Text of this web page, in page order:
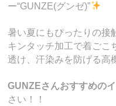
ー“GUNZE(グンゼ)”
暑い夏にもぴったりの接
キンタッチ加工で着ごこ
透け、汗染みを防げる高
GUNZEさんおすすめの
さい！！